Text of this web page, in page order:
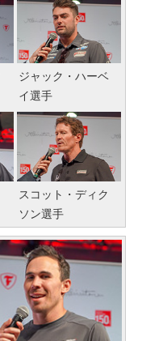
ジャック・ハーベ
イ選手
スコット・ディク
ソン選手